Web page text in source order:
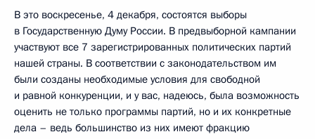
В это воскресенье, 4 декабря, состоятся выборы
в Государственную Думу России. В предвыборной кампании
участвуют все 7 зарегистрированных политических партий
нашей страны. В соответствии с законодательством им
были созданы необходимые условия для свободной
и равной конкуренции, и у вас, надеюсь, была возможность
оценить не только программы партий, но и их конкретные
дела – ведь большинство из них имеют фракцию